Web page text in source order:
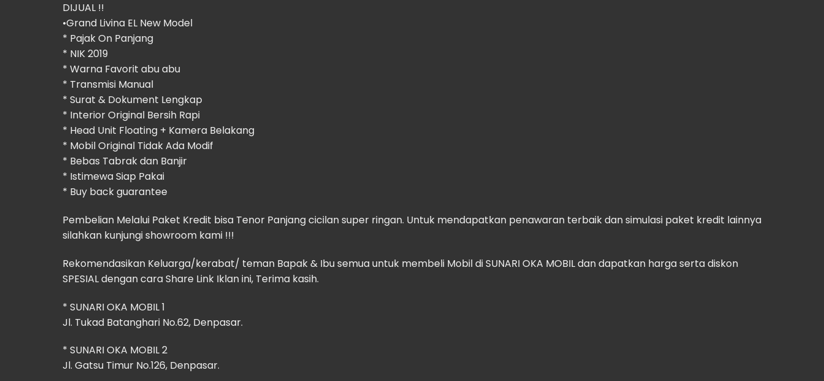
DIJUAL !!
•Grand Livina EL New Model
* Pajak On Panjang
* NIK 2019
* Warna Favorit abu abu
* Transmisi Manual
* Surat & Dokument Lengkap
* Interior Original Bersih Rapi
* Head Unit Floating + Kamera Belakang
* Mobil Original Tidak Ada Modif
* Bebas Tabrak dan Banjir
* Istimewa Siap Pakai
* Buy back guarantee
Pembelian Melalui Paket Kredit bisa Tenor Panjang cicilan super ringan. Untuk mendapatkan penawaran terbaik dan simulasi paket kredit lainnya
silahkan kunjungi showroom kami !!!
Rekomendasikan Keluarga/kerabat/ teman Bapak & Ibu semua untuk membeli Mobil di SUNARI OKA MOBIL dan dapatkan harga serta diskon
SPESIAL dengan cara Share Link Iklan ini, Terima kasih.
* SUNARI OKA MOBIL 1
Jl. Tukad Batanghari No.62, Denpasar.
* SUNARI OKA MOBIL 2
Jl. Gatsu Timur No.126, Denpasar.